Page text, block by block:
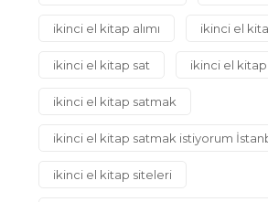
ikinci el kitap alımı ikinci el
ikinci el kitap sat ikinci el
ikinci el kitap satmak
ikinci el kitap satmak istiyorum
ikinci el kitap siteleri